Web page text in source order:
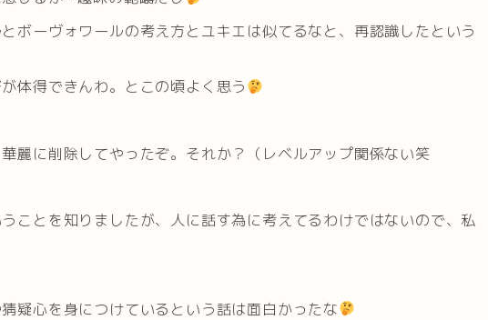
ボーヴォワールの考え方とユキエは似てるなと、再認識したという
体得できんわ。とこの頃よく思う
麗に削除してやったぞ。それか？（レベルアップ関係ない笑
ことを知りましたが、人に話す為に考えてるわけではないので、私
疑心を身につけているという話は面白かったな